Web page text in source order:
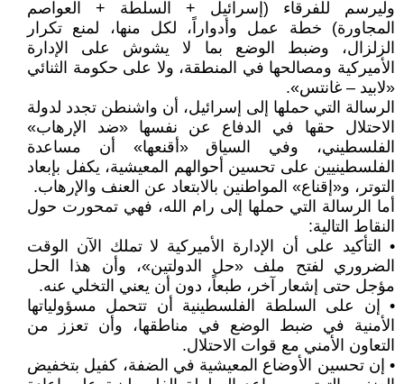
وليرسم للفرقاء (إسرائيل + السلطة + العواصم
المجاورة) خطة عمل وأدواراً، لكل منها، لمنع تكرار
الزلزال، وضبط الوضع بما لا يشوش على الإدارة
الأميركية ومصالحها في المنطقة، ولا على حكومة الثنائي
«لابيد – غانتس».
الرسالة التي حملها إلى إسرائيل، أن واشنطن تجدد لدولة
الاحتلال حقها في الدفاع عن نفسها «ضد الإرهاب»
الفلسطيني، وفي السياق «أقنعها» أن مساعدة
الفلسطينيين على تحسين أحوالهم المعيشية، يكفل بإبعاد
التوتر، و«إقناع» المواطنين بالابتعاد عن العنف والإرهاب.
أما الرسالة التي حملها إلى رام الله، فهي تمحورت حول
النقاط التالية:
• التأكيد على أن الإدارة الأميركية لا تملك الآن الوقت
الضروري لفتح ملف «حل الدولتين»، وأن هذا الحل
مؤجل حتى إشعار آخر، طبعاً، دون أن يعني التخلي عنه.
• إن على السلطة الفلسطينية أن تتحمل مسؤولياتها
الأمنية في ضبط الوضع في مناطقها، وأن تعزز من
التعاون الأمني مع قوات الاحتلال.
• إن تحسين الأوضاع المعيشية في الضفة، كفيل بتخفيض